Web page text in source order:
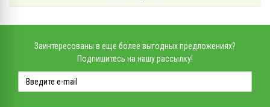
Заинтересованы в еще более выгодных предложениях?
Подпишитесь на нашу рассылку!